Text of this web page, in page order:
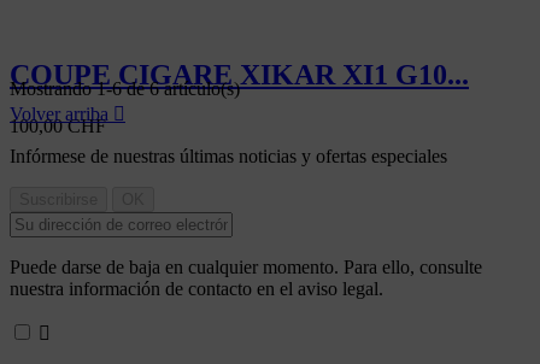
COUPE CIGARE XIKAR XI1 G10...
100,00 CHF
Mostrando 1-6 de 6 artículo(s)
Volver arriba 
Infórmese de nuestras últimas noticias y ofertas especiales
Puede darse de baja en cualquier momento. Para ello, consulte
nuestra información de contacto en el aviso legal.
